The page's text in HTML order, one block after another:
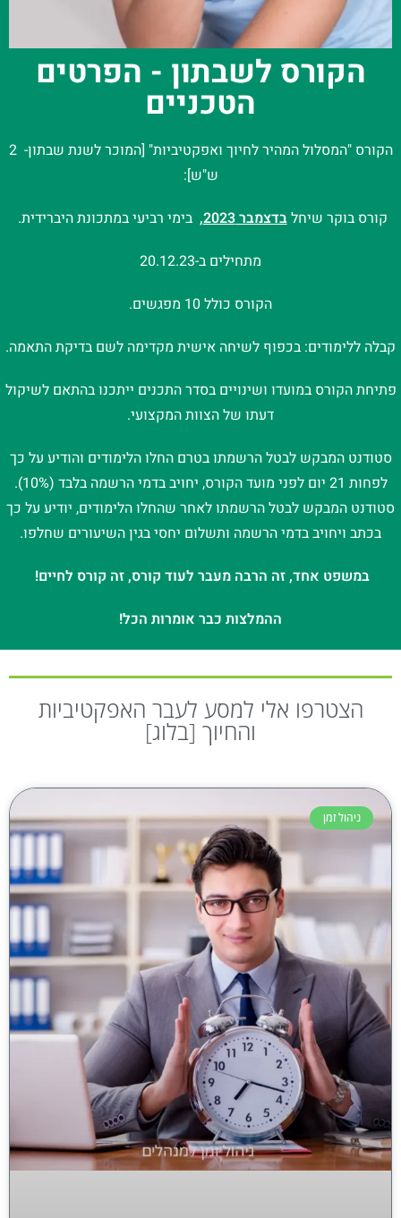
הקורס לשבתון - הפרטים
הטכניים
הקורס "המסלול המהיר לחיוך ואפקטיביות" [המוכר לשנת שבתון- 2
ש"ש]:
קורס בוקר שיחלבדצמבר 2023,
בימי רביעי במתכונת היברידית.
מתחילים ב-20.12.23
הקורס כולל 10 מפגשים.
קבלה ללימודים: בכפוף לשיחה אישית מקדימה לשם בדיקת התאמה.
פתיחת הקורס במועדו ושינויים בסדר התכנים ייתכנו בהתאם לשיקול
דעתו של הצוות המקצועי.
סטודנט המבקש לבטל הרשמתו בטרם החלו הלימודים והודיע על כך
לפחות 21 יום לפני מועד הקורס, יחויב בדמי הרשמה בלבד (10%).
סטודנט המבקש לבטל הרשמתו לאחר שהחלו הלימודים, יודיע על כך
בכתב ויחויב בדמי הרשמה ותשלום יחסי בגין השיעורים שחלפו.
במשפט אחד, זה הרבה מעבר לעוד קורס, זה קורס לחיים!
ההמלצות כבר אומרות הכל!
הצטרפו אלי למסע לעבר האפקטיביות
והחיוך [בלוג]
ניהול זמן